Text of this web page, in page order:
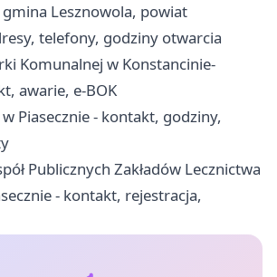
gmina Lesznowola, powiat
telefony, godziny otwarcia
Komunalnej w Konstancinie-
awarie, e-BOK
Piasecznie - kontakt, godziny,
Publicznych Zakładów Lecznictwa
- kontakt, rejestracja,